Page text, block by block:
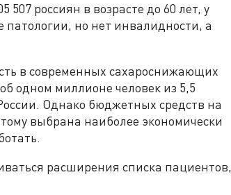
россиян в возрасте до 60 лет, у
патологии, но нет инвалидности, а
в современных сахароснижающих
одном миллионе человек из 5,5
Однако бюджетных средств на
выбрана наиболее экономически
расширения списка пациентов,